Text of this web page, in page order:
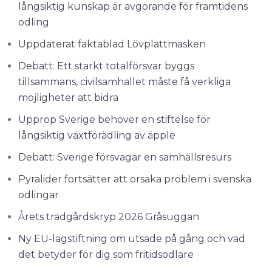
långsiktig kunskap är avgörande för framtidens
odling
Uppdaterat faktablad Lövplattmasken
Debatt: Ett starkt totalförsvar byggs
tillsammans, civilsamhället måste få verkliga
möjligheter att bidra
Upprop Sverige behöver en stiftelse för
långsiktig växtförädling av äpple
Debatt: Sverige försvagar en samhällsresurs
Pyralider fortsätter att orsaka problem i svenska
odlingar
Årets trädgårdskryp 2026 Gråsuggan
Ny EU-lagstiftning om utsäde på gång och vad
det betyder för dig som fritidsodlare